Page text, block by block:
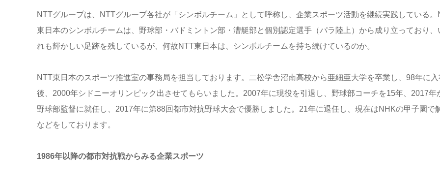
NTTグループは、NTTグループ各社が「シンボルチーム」として呼称し、企業スポーツ活動を継続実践している。
東日本のシンボルチームは、野球部・バドミントン部・漕艇部と個別認定選手（パラ陸上）から成り立っており、
れも輝かしい足跡を残しているが、何故NTT東日本は、シンボルチームを持ち続けているのか。
NTT東日本のスポーツ推進室の事務局を担当しております。二松学舎沼南高校から亜細亜大学を卒業し、98年に入
後、2000年シドニーオリンピック出させてもらいました。2007年に現役を引退し、野球部コーチを15年、2017年
野球部監督に就任し、2017年に第88回都市対抗野球大会で優勝しました。21年に退任し、現在はNHKの甲子園で
などをしております。
1986年以降の都市対抗戦からみる企業スポーツ